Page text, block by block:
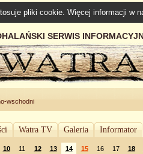
pliki cookie. Więcej informacji w
SERWIS
wschodni
Watra TV Galeria Informator
10 11 12 13 14 15 16 17 18